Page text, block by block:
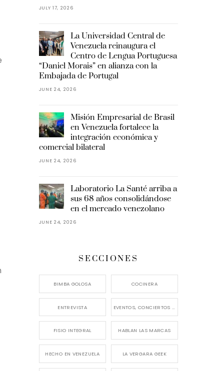
JULY 17, 2026
La Universidad Central de
Venezuela reinaugura el
Centro de Lengua Portuguesa
“Daniel Morais” en alianza con la
Embajada de Portugal
JUNE 24, 2026
Misión Empresarial de Brasil
en Venezuela fortalece la
integración económica y
comercial bilateral
JUNE 24, 2026
Laboratorio La Santé arriba a
sus 68 años consolidándose
en el mercado venezolano
JUNE 24, 2026
SECCIONES
BIMBA GOLOSA COCINERA
ENTREVISTA
FISIO INTEGRAL HABLAN LAS MARCAS
HECHO EN VENEZUELA LA VERGARA GEEK